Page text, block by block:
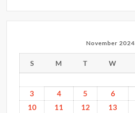
November 2024
S M T W
3
4 5 6
10
11 12 13